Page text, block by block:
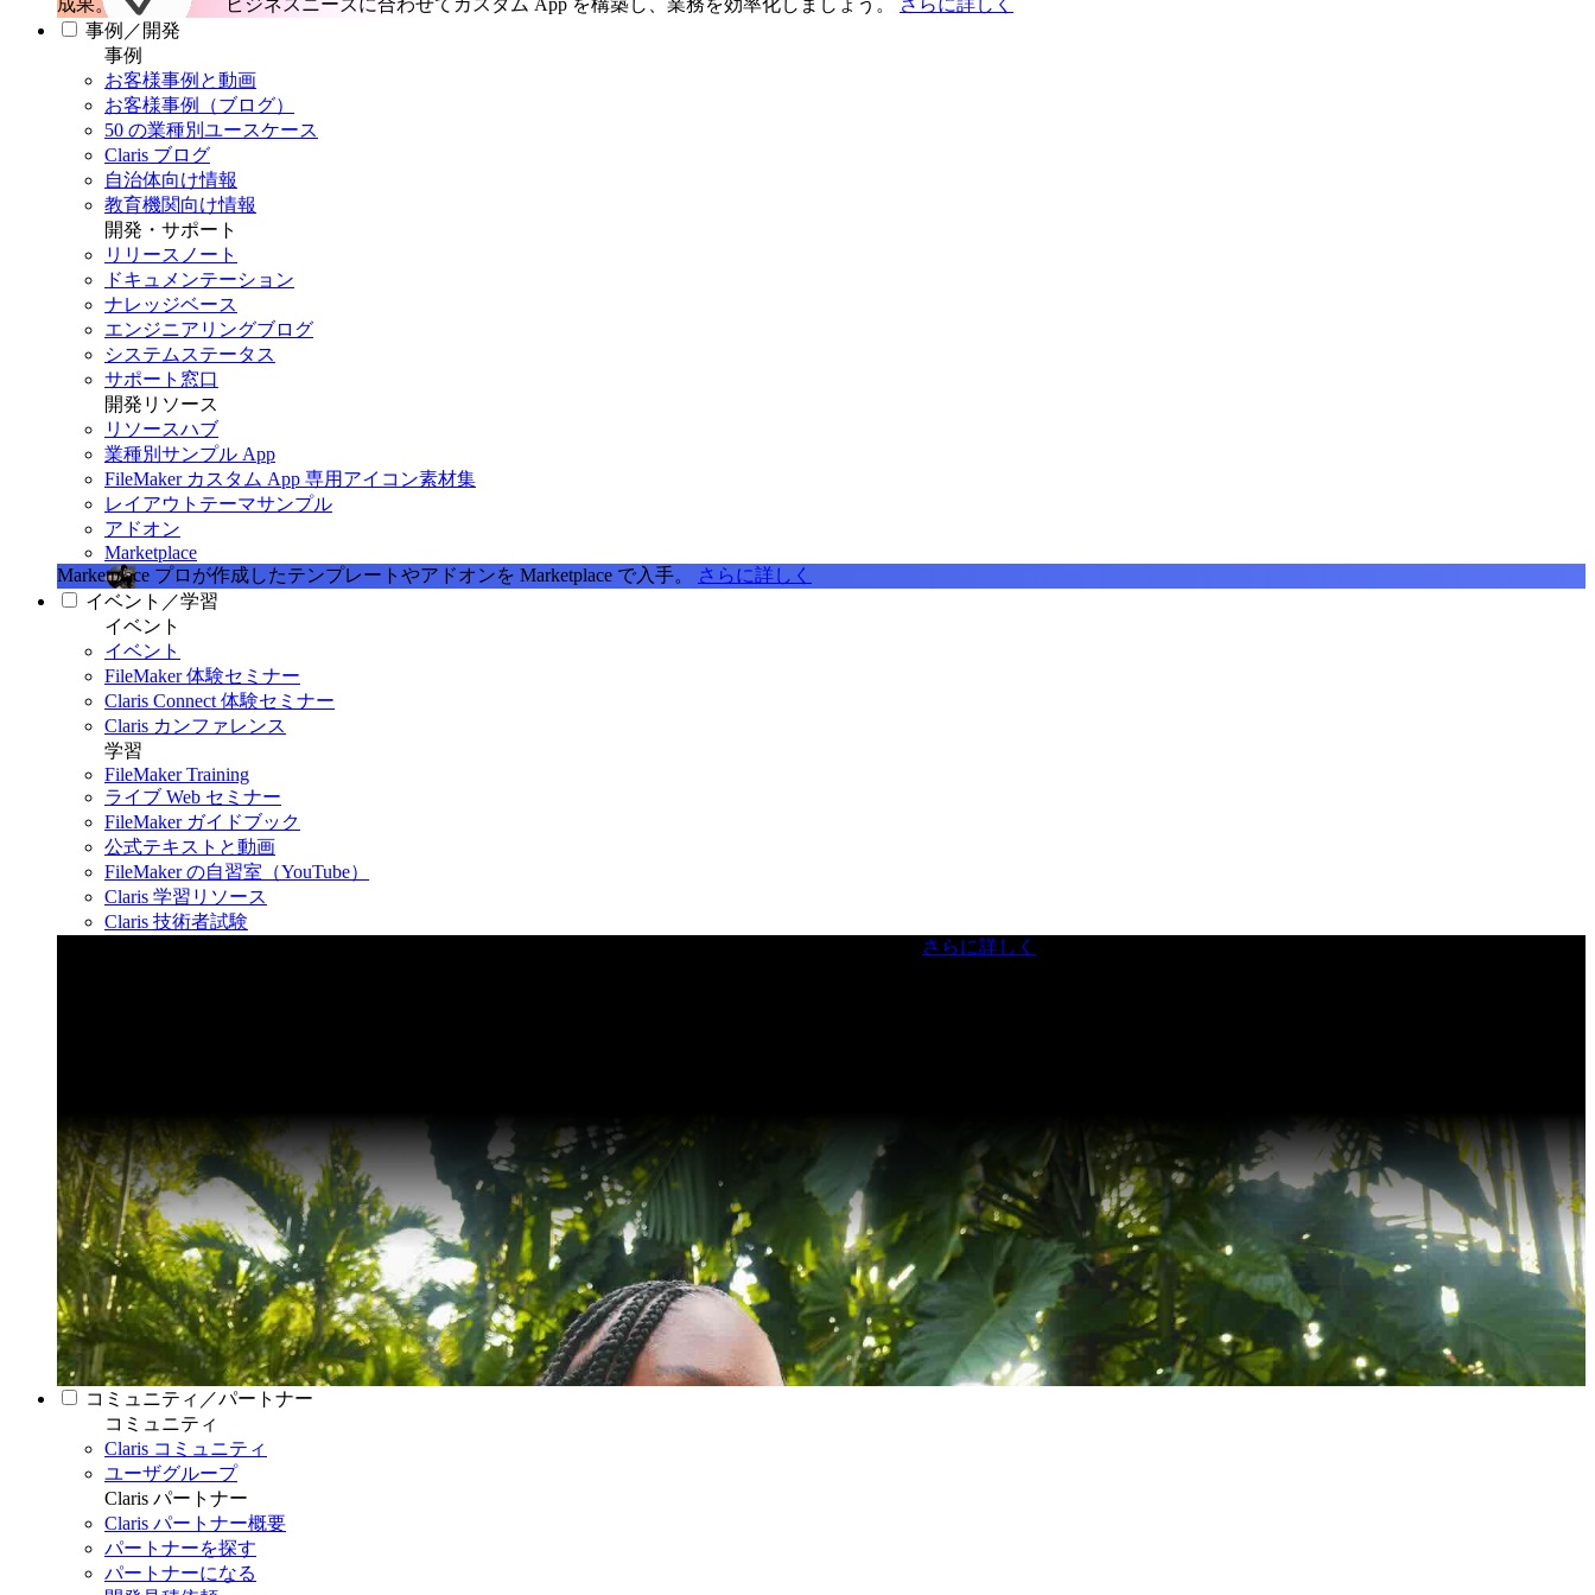
成果。 ビジネスニーズに合わせてカスタム App を構築し、業務を効率化しましょう。
さらに詳しく
事例／開発
事例
お客様事例と動画
お客様事例（ブログ）
50 の業種別ユースケース
Claris ブログ
自治体向け情報
教育機関向け情報
開発・サポート
リリースノート
ドキュメンテーション
ナレッジベース
エンジニアリングブログ
システムステータス
サポート窓口
開発リソース
リソースハブ
業種別サンプル App
FileMaker カスタム App 専用アイコン素材集
レイアウトテーマサンプル
アドオン
Marketplace
Marketplace プロが作成したテンプレートやアドオンを Marketplace で入手。
さらに詳しく
イベント／学習
イベント
イベント
FileMaker 体験セミナー
Claris Connect 体験セミナー
Claris カンファレンス
学習
FileMaker Training
ライブ Web セミナー
FileMaker ガイドブック
公式テキストと動画
FileMaker の自習室（YouTube）
Claris 学習リソース
Claris 技術者試験
さらに詳しく
コミュニティ／パートナー
コミュニティ
Claris コミュニティ
ユーザグループ
Claris パートナー
Claris パートナー概要
パートナーを探す
パートナーになる